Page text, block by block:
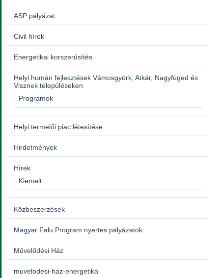
ASP pályázat
Civil hírek
Energetikai korszerűsítés
Helyi humán fejlesztések Vámosgyörk, Atkár, Nagyfüged és
Visznek településeken
Programok
Helyi termelői piac létesítése
Hirdetmények
Hírek
Kiemelt
Közbeszerzések
Magyar Falu Program nyertes pályázatok
Művelődési Ház
muvelodesi-haz-energetika